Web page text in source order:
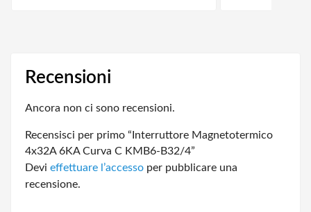
Recensioni
Ancora non ci sono recensioni.
Recensisci per primo “Interruttore Magnetotermico
4x32A 6KA Curva C KMB6-B32/4”
Devi effettuare l’accesso per pubblicare una
recensione.